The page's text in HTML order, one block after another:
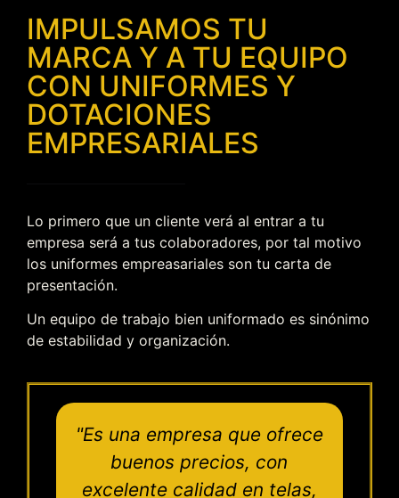
IMPULSAMOS TU
MARCA Y A TU EQUIPO
CON UNIFORMES Y
DOTACIONES
EMPRESARIALES
Lo primero que un cliente verá al entrar a tu
empresa será a tus colaboradores, por tal motivo
los uniformes empreasariales son tu carta de
presentación.
Un equipo de trabajo bien uniformado es sinónimo
de estabilidad y organización.
"Es una empresa que ofrece
buenos precios, con
excelente calidad en telas,